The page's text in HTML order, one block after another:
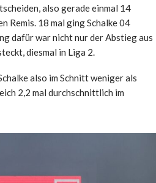
also gerade einmal 14
Remis. 18 mal ging Schalke 04
dafür war nicht nur der Abstieg aus
diesmal in Liga 2.
also im Schnitt weniger als
2,2 mal durchschnittlich im